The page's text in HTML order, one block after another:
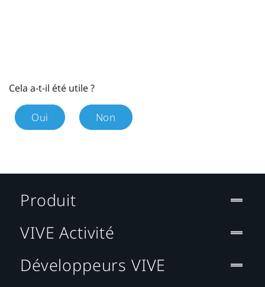
Cela a-t-il été utile ?
Oui Non
Produit
VIVE Activité
Développeurs VIVE